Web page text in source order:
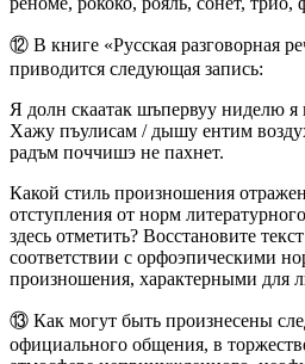
⑫ В книге «Русская разговорная
приводится следующая запись:
Я долн скаатак шъпервуу ниделю я
Хажу пъулисам / дышу ентим
радъм поччишэ не пахнет.
Какой стиль произношения
отступления от норм
здесь отметить? Восстановите
соответствии с орфоэпическими
произношения, характерными для
⑬ Как могут быть произнесены
официального общения, в